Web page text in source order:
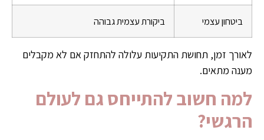
ביטחון עצמי ביקורת עצמית גבוהה
לאורך זמן, תחושת התקיעות עלולה להתחזק אם לא מקבלים
מענה מתאים.
למה חשוב להתייחס גם לעולם
הרגשי?